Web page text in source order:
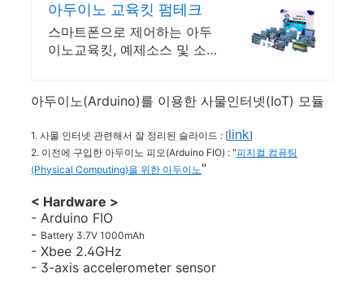
아두이노 교육킷 펌테크
스마트폰으로 제어하는 아두
이노교육킷, 예제소스 및 소
아두이노(Arduino)를 이용한 사물인터넷(IoT) 모듈
1. 사물 인터넷 관련해서 잘 정리된 슬라이드 : [link]
2. 이전에 구입한 아두이노 피오(Arduino FIO) : "피지컬 컴퓨팅
(Physical Computing)을 위한 아두이노"
< Hardware >
- Arduino FIO
- Battery 3.7V 1000mAh
- Xbee 2.4GHz
- 3-axis accelerometer sensor